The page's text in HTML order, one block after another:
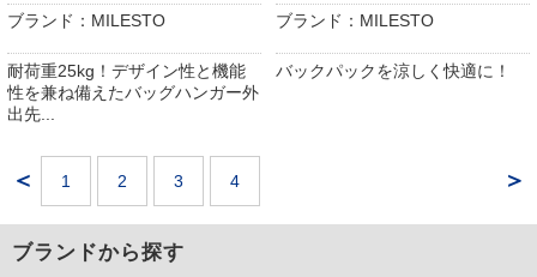
ブランド：MILESTO
耐荷重25kg！デザイン性と機能
性を兼ね備えたバッグハンガー外
出先...
ブランド：MILESTO
バックパックを涼しく快適に！
1 2 3 4
＜ ＞
ブランドから探す